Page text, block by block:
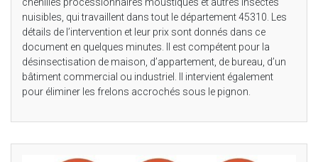
nuisibles, qui travaillent dans tout le département 45310. Les
détails de l’intervention et leur prix sont donnés dans ce
document en quelques minutes. Il est compétent pour la
désinsectisation de maison, d’appartement, de bureau, d’un
bâtiment commercial ou industriel. Il intervient également
pour éliminer les frelons accrochés sous le pignon.